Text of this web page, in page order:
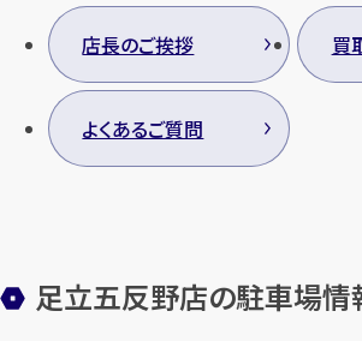
店長のご挨拶 買
よくあるご質問
足立五反野店の駐車場情